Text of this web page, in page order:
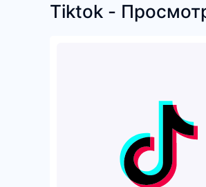
Tiktok -